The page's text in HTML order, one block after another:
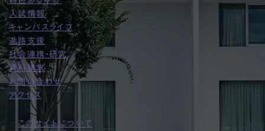
入試情報
キャンパスライフ
進路支援
社会連携・研究
資料請求
お問い合わせ
アクセス
このサイトについて